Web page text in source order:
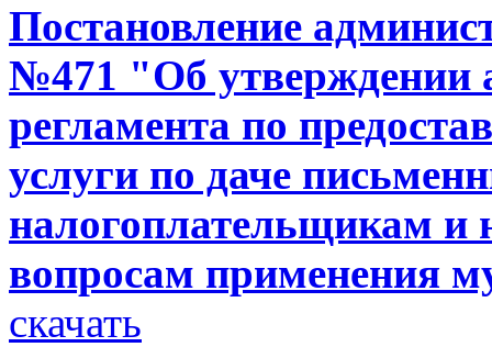
Постановление
№471 "Об утверждении
регламента по
услуги по даче
налогоплательщикам и
вопросам применения
скачать